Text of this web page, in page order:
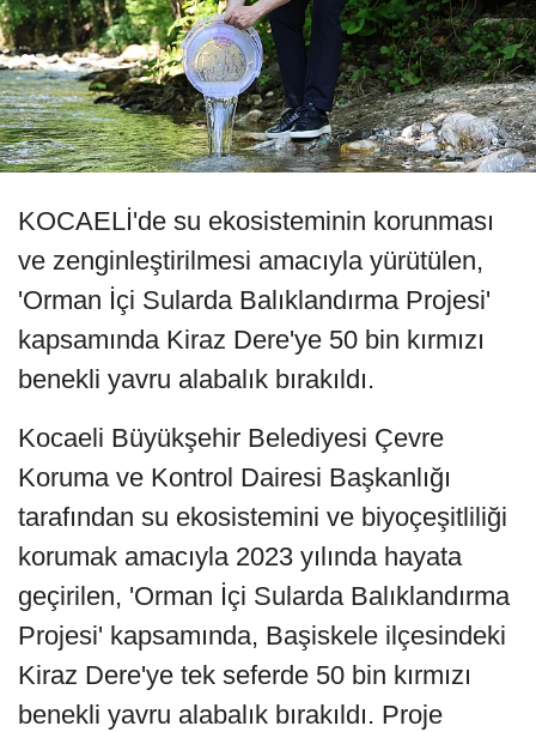
KOCAELİ'de su ekosisteminin korunması
ve zenginleştirilmesi amacıyla yürütülen,
'Orman İçi Sularda Balıklandırma Projesi'
kapsamında Kiraz Dere'ye 50 bin kırmızı
benekli yavru alabalık bırakıldı.
Kocaeli Büyükşehir Belediyesi Çevre
Koruma ve Kontrol Dairesi Başkanlığı
tarafından su ekosistemini ve biyoçeşitliliği
korumak amacıyla 2023 yılında hayata
geçirilen, 'Orman İçi Sularda Balıklandırma
Projesi' kapsamında, Başiskele ilçesindeki
Kiraz Dere'ye tek seferde 50 bin kırmızı
benekli yavru alabalık bırakıldı. Proje